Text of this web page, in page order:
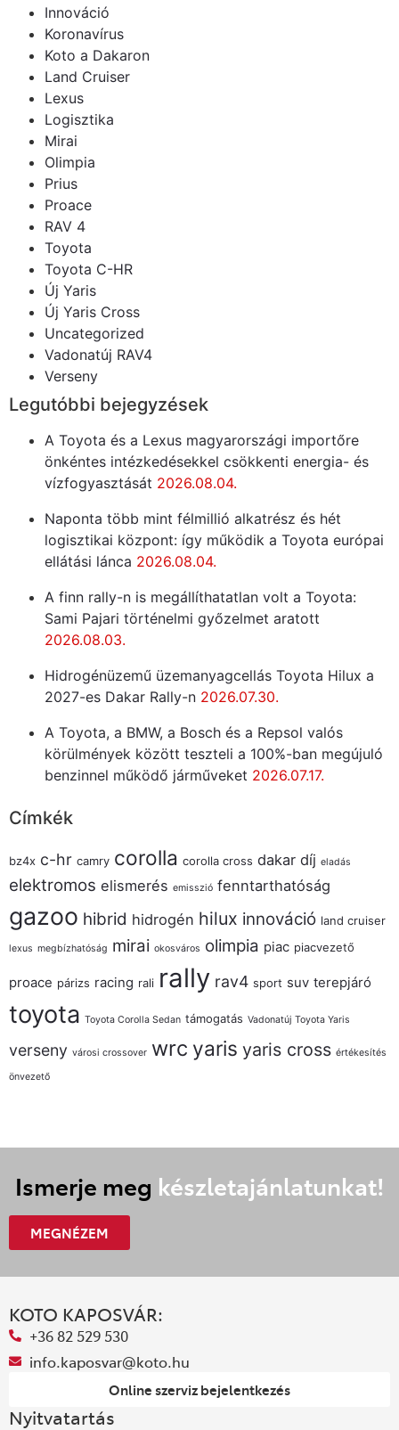
Innováció
Koronavírus
Koto a Dakaron
Land Cruiser
Lexus
Logisztika
Mirai
Olimpia
Prius
Proace
RAV 4
Toyota
Toyota C-HR
Új Yaris
Új Yaris Cross
Uncategorized
Vadonatúj RAV4
Verseny
Legutóbbi bejegyzések
A Toyota és a Lexus magyarországi importőre
önkéntes intézkedésekkel csökkenti energia- és
vízfogyasztását 2026.08.04.
Naponta több mint félmillió alkatrész és hét
logisztikai központ: így működik a Toyota európai
ellátási lánca 2026.08.04.
A finn rally-n is megállíthatatlan volt a Toyota:
Sami Pajari történelmi győzelmet aratott
2026.08.03.
Hidrogénüzemű üzemanyagcellás Toyota Hilux a
2027-es Dakar Rally-n 2026.07.30.
A Toyota, a BMW, a Bosch és a Repsol valós
körülmények között teszteli a 100%-ban megújuló
benzinnel működő járműveket 2026.07.17.
Címkék
bz4x c-hr camry corolla corolla cross dakar díj eladás
elektromos elismerés emisszió fenntarthatóság
gazoo hibrid hidrogén hilux innováció land cruiser
lexus megbízhatóság mirai okosváros olimpia piac piacvezető
proace párizs racing rali rally rav4 sport suv terepjáró
toyota Toyota Corolla Sedan támogatás Vadonatúj Toyota Yaris
verseny városi crossover wrc yaris yaris cross értékesítés
önvezető
Ismerje meg készletajánlatunkat!
MEGNÉZEM
KOTO KAPOSVÁR:
+36 82 529 530
info.kaposvar@koto.hu
Online szerviz bejelentkezés
Nyitvatartás